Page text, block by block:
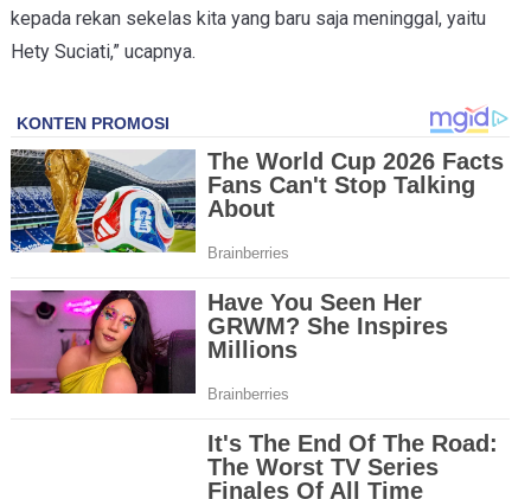
kepada rekan sekelas kita yang baru saja meninggal, yaitu
Hety Suciati,” ucapnya.